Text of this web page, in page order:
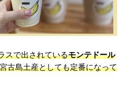
スで出されているモンテドール
古島土産としても定番になって